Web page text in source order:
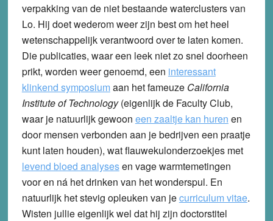
verpakking van de niet bestaande waterclusters van
Lo. Hij doet wederom weer zijn best om het heel
wetenschappelijk verantwoord over te laten komen.
Die publicaties, waar een leek niet zo snel doorheen
prikt, worden weer genoemd, een interessant
klinkend symposiumaan het fameuze California
Institute of Technology(eigenlijk de Faculty Club,
waar je natuurlijk gewoon een zaaltje kan huren en
door mensen verbonden aan je bedrijven een praatje
kunt laten houden), wat flauwekulonderzoekjes met
levend bloed analysesen vage warmtemetingen
voor en ná het drinken van het wonderspul. En
natuurlijk het stevig opleuken van jecurriculum vitae.
Wisten jullie eigenlijk wel dat hij zijn doctorstitel